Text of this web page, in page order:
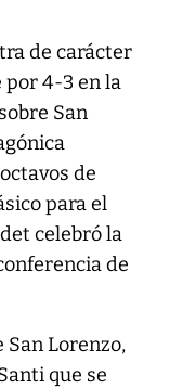
de carácter
4-3 en la
San
de
para el
celebró la
de
San Lorenzo,
que se